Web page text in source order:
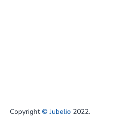
Copyright © Jubelio 2022.